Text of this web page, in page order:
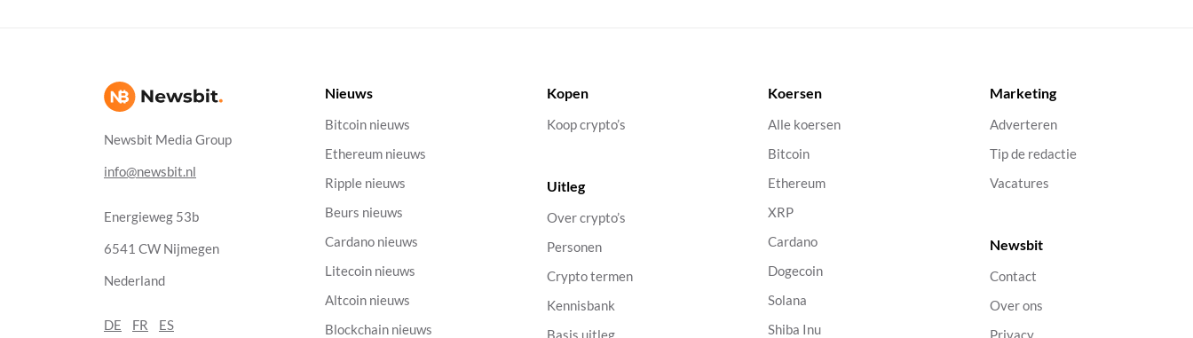
Newsbit Media Group
info@newsbit.nl
Energieweg 53b
6541 CW Nijmegen
Nederland
DE FR ES
Nieuws
Bitcoin nieuws
Ethereum nieuws
Ripple nieuws
Beurs nieuws
Cardano nieuws
Litecoin nieuws
Altcoin nieuws
Blockchain nieuws
Kopen
Koop crypto’s
Uitleg
Over crypto’s
Personen
Crypto termen
Kennisbank
Basis uitleg
Koersen
Alle koersen
Bitcoin
Ethereum
XRP
Cardano
Dogecoin
Solana
Shiba Inu
Marketing
Adverteren
Tip de redactie
Vacatures
Newsbit
Contact
Over ons
Privacy